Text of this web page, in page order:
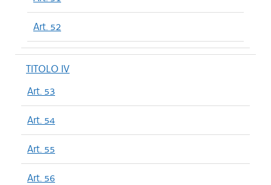
Art. 52
TITOLO IV
Art. 53
Art. 54
Art. 55
Art. 56